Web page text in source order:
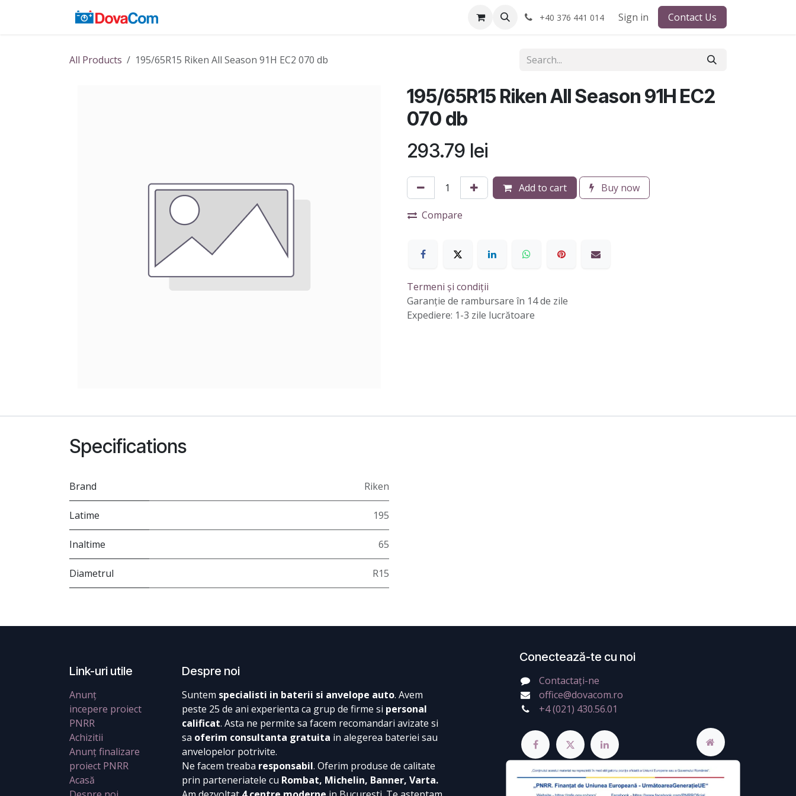
+40 376 441 014 Sign in Contact Us
All Products 195/65R15 Riken All Season 91H EC2 070 db
195/65R15 Riken All Season 91H EC2
070 db
293.79 lei
Add to cart Buy now
Compare
Termeni și condiții
Garanție de rambursare în 14 de zile
Expediere: 1-3 zile lucrătoare
Specifications
Brand Riken
Latime 195
Inaltime 65
Diametrul R15
Link-uri utile
Anunț
incepere proiect
PNRR
Achizitii
Anunț finalizare
proiect PNRR
Acasă
Despre noi
Suntem specialisti in baterii si anvelope auto. Avem
peste 25 de ani experienta ca grup de firme si personal
calificat. Asta ne permite sa facem recomandari avizate si
sa oferim consultanta gratuita in alegerea bateriei sau
anvelopelor potrivite.
Ne facem treaba responsabil. Oferim produse de calitate
prin parteneriatele cu Rombat, Michelin, Banner, Varta.
Conectează-te cu noi
Contactați-ne
office@dovacom.ro
+4 (021) 430.56.01